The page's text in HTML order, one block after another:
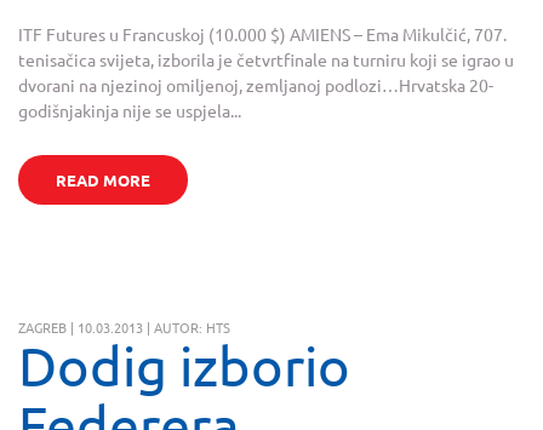
ITF Futures u Francuskoj (10.000 $) AMIENS – Ema Mikulčić, 707.
tenisačica svijeta, izborila je četvrtfinale na turniru koji se igrao u
dvorani na njezinoj omiljenoj, zemljanoj podlozi…Hrvatska 20-
godišnjakinja nije se uspjela...
READ MORE
ZAGREB | 10.03.2013 | AUTOR: HTS
Dodig izborio